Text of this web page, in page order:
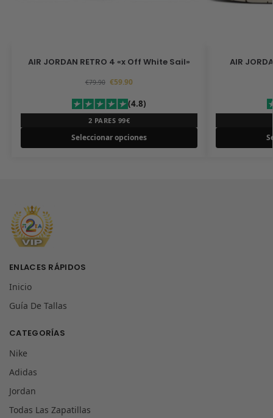
AIR JORDAN RETRO 4 «x Off White Sail»
€79.90 €59.90
(4.8)
2 PARES 99€
Seleccionar opciones
AIR
ENLACES RÁPIDOS
Inicio
Guía De Tallas
CATEGORÍAS
Nike
Adidas
Jordan
Todas Las Zapatillas